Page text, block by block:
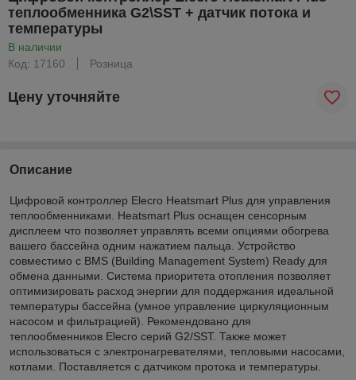
теплообменника G2\SST + датчик потока и
температуры
В наличии
Код: 17160
Розница
Цену уточняйте
Описание
Цифровой контроллер Elecro Heatsmart Plus для управления
теплообменниками. Heatsmart Plus оснащен сенсорным
дисплеем что позволяет управлять всеми опциями обогрева
вашего бассейна одним нажатием пальца. Устройство
совместимо с BMS (Building Management System) Ready для
обмена данными. Система приоритета отопления позволяет
оптимизировать расход энергии для поддержания идеальной
температуры бассейна (умное управление циркуляционным
насосом и фильтрацией). Рекомендовано для
теплообменников Elecro серий G2/SST. Также может
использоваться с электронагревателями, тепловыми насосами,
котлами. Поставляется с датчиком протока и температуры.